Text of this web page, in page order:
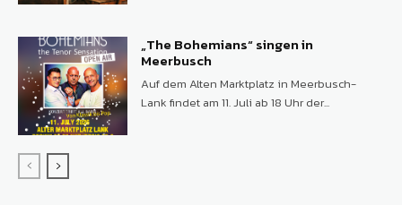
„The Bohemians“ singen in
Meerbusch
Auf dem Alten Marktplatz in Meerbusch-
Lank findet am 11. Juli ab 18 Uhr der...